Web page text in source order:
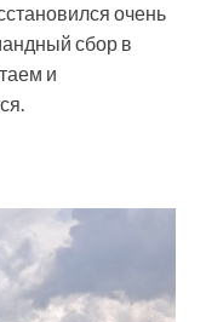
очень
сбор в
и